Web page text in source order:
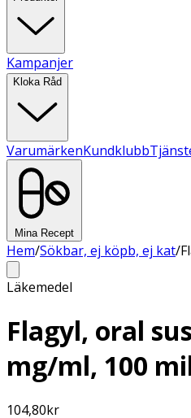
Kampanjer
Kloka Råd
VarumärkenKundklubb
Mina Recept
Hem/Sökbar, ej köpb, ej kat/
Läkemedel
Flagyl, oral
mg/ml, 100
104,80kr